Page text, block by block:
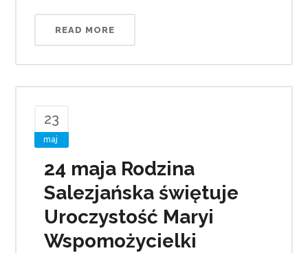
READ MORE
23
maj
24 maja Rodzina
Salezjańska świętuje
Uroczystość Maryi
Wspomożycielki